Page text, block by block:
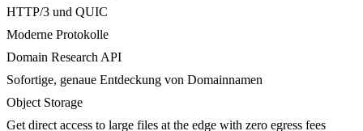
HTTP/3 und QUIC
Moderne Protokolle
Domain Research API
Sofortige, genaue Entdeckung von Domainnamen
Object Storage
Get direct access to large files at the edge with zero egress fees